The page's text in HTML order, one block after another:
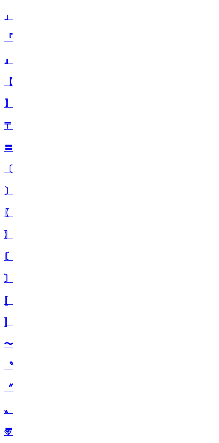
」
『
』
【
】
〒
〓
〔
〕
〖
〗
〘
〙
〚
〜
〝
〞
〟
〠